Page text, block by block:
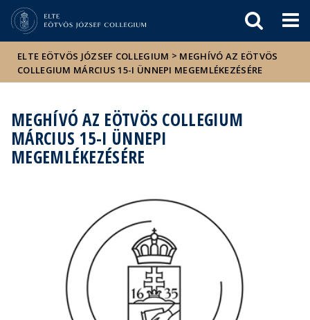
sajtóban
ELTE EÖTVÖS JÓZSEF COLLEGIUM > MEGHÍVÓ AZ EÖTVÖS
COLLEGIUM MÁRCIUS 15-I ÜNNEPI MEGEMLÉKEZÉSÉRE
MEGHÍVÓ AZ EÖTVÖS COLLEGIUM
MÁRCIUS 15-I ÜNNEPI
MEGEMLÉKEZÉSÉRE